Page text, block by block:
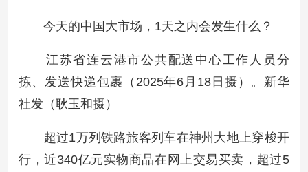
今天的中国大市场，1天之内会发生什么？
江苏省连云港市公共配送中心工作人员分
拣、发送快递包裹（2025年6月18日摄）。新华
社发（耿玉和摄）
超过1万列铁路旅客列车在神州大地上穿梭开
行，近340亿元实物商品在网上交易买卖，超过5